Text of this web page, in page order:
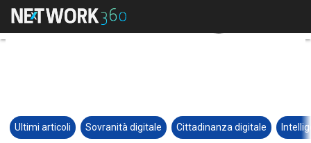
Ultimi articoli Sovranità digitale Cittadinanza digitale